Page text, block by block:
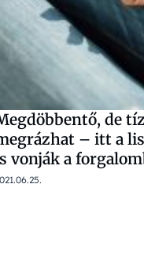
de
– itt a
vonják a